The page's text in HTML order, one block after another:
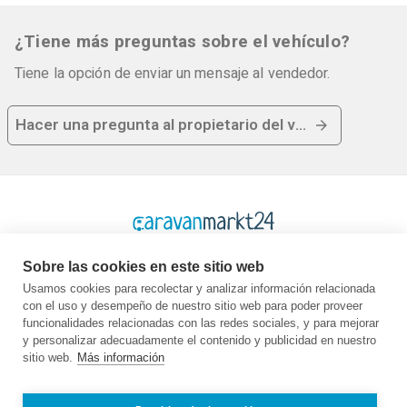
¿Tiene más preguntas sobre el vehículo?
Tiene la opción de enviar un mensaje al vendedor.
Hacer una pregunta al propietario del vehículo
Plataforma
Página de inicio
Comprar
Vender
Empresa
Quiénes somos
Contacto
Guía
Legal
GTC
datos
Sobre las cookies en este sitio web
Usamos cookies para recolectar y analizar información relacionada
con el uso y desempeño de nuestro sitio web para poder proveer
funcionalidades relacionadas con las redes sociales, y para mejorar
y personalizar adecuadamente el contenido y publicidad en nuestro
sitio web. Más información